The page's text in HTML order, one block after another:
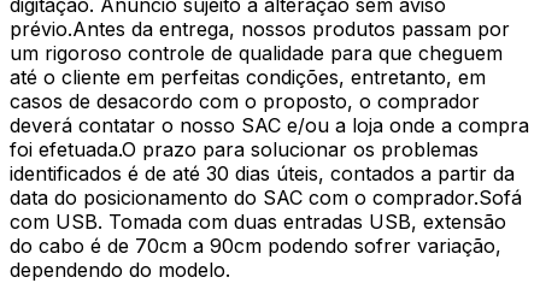
prévio.Antes da entrega, nossos produtos passam por
um rigoroso controle de qualidade para que cheguem
até o cliente em perfeitas condições, entretanto, em
casos de desacordo com o proposto, o comprador
deverá contatar o nosso SAC e/ou a loja onde a compra
foi efetuada.O prazo para solucionar os problemas
identificados é de até 30 dias úteis, contados a partir da
data do posicionamento do SAC com o comprador.Sofá
com USB. Tomada com duas entradas USB, extensão
do cabo é de 70cm a 90cm podendo sofrer variação,
dependendo do modelo.